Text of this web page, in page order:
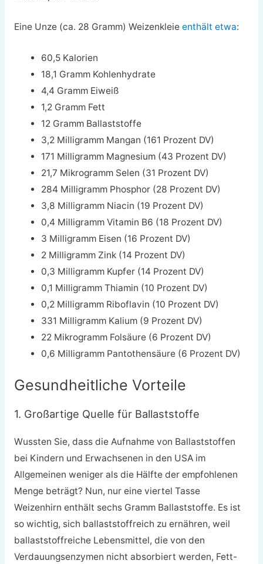
Eine Unze (ca. 28 Gramm) Weizenkleie enthält etwa:
60,5 Kalorien
18,1 Gramm Kohlenhydrate
4,4 Gramm Eiweiß
1,2 Gramm Fett
12 Gramm Ballaststoffe
3,2 Milligramm Mangan (161 Prozent DV)
171 Milligramm Magnesium (43 Prozent DV)
21,7 Mikrogramm Selen (31 Prozent DV)
284 Milligramm Phosphor (28 Prozent DV)
3,8 Milligramm Niacin (19 Prozent DV)
0,4 Milligramm Vitamin B6 (18 Prozent DV)
3 Milligramm Eisen (16 Prozent DV)
2 Milligramm Zink (14 Prozent DV)
0,3 Milligramm Kupfer (14 Prozent DV)
0,1 Milligramm Thiamin (10 Prozent DV)
0,2 Milligramm Riboflavin (10 Prozent DV)
331 Milligramm Kalium (9 Prozent DV)
22 Mikrogramm Folsäure (6 Prozent DV)
0,6 Milligramm Pantothensäure (6 Prozent DV)
Gesundheitliche Vorteile
1. Großartige Quelle für Ballaststoffe
Wussten Sie, dass die Aufnahme von Ballaststoffen
bei Kindern und Erwachsenen in den USA im
Allgemeinen weniger als die Hälfte der empfohlenen
Menge beträgt? Nun, nur eine viertel Tasse
Weizenhirn enthält sechs Gramm Ballaststoffe. Es ist
so wichtig, sich ballaststoffreich zu ernähren, weil
ballaststoffreiche Lebensmittel, die von den
Verdauungsenzymen nicht absorbiert werden, Fett-